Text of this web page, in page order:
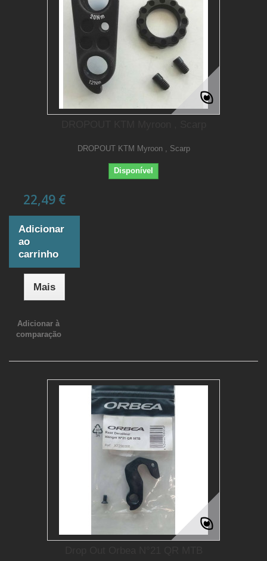
DROPOUT KTM Myroon , Scarp
Disponível
22,49 €
Adicionar
ao
carrinho
Mais
Adicionar à
comparação